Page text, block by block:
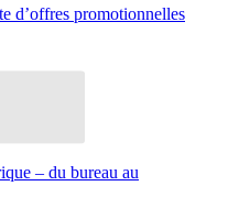
d’offres promotionnelles
– du bureau au